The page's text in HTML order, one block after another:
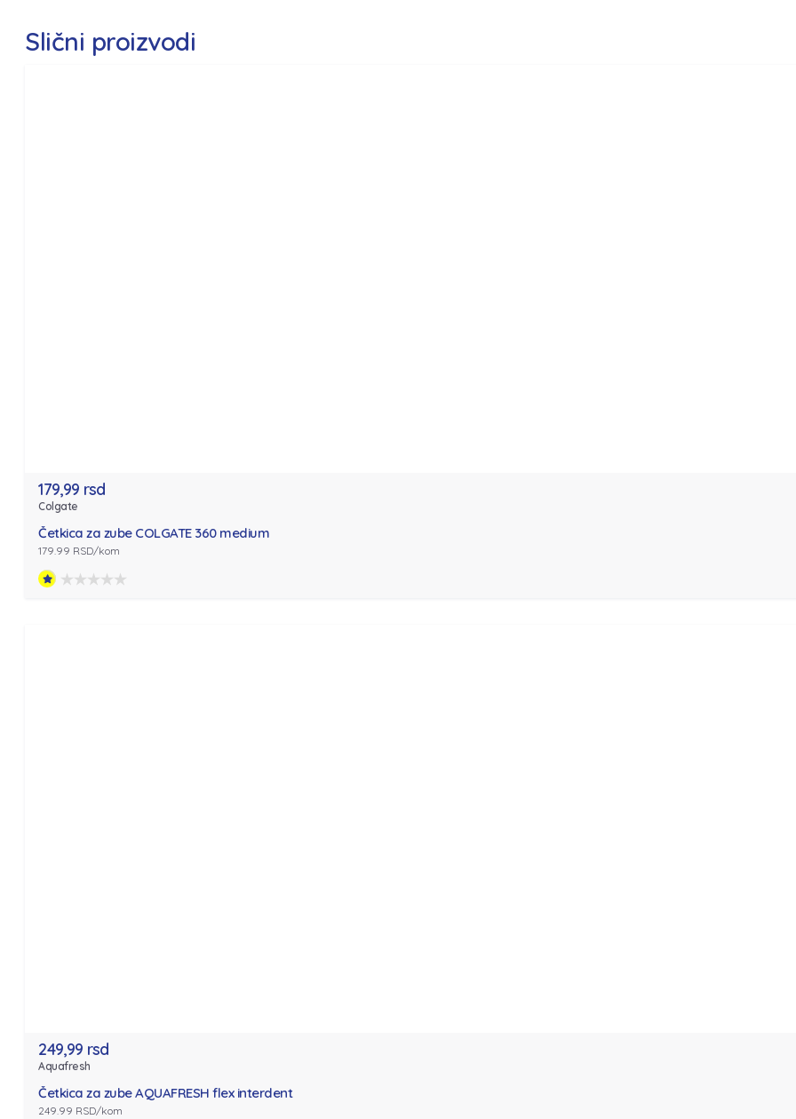
Slični proizvodi
179,99 rsd
Colgate
Četkica za zube COLGATE 360 medium
179.99 RSD/kom
249,99 rsd
Aquafresh
Četkica za zube AQUAFRESH flex interdent
249.99 RSD/kom